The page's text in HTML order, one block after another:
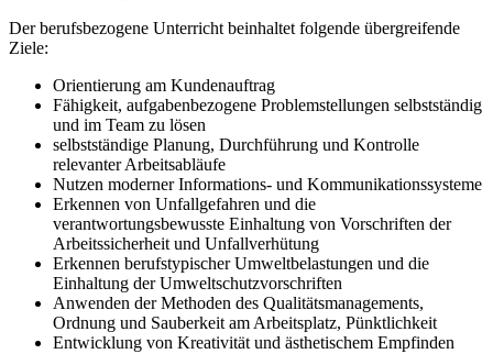
Der berufsbezogene Unterricht beinhaltet folgende übergreifende
Ziele:
Orientierung am Kundenauftrag
Fähigkeit, aufgabenbezogene Problemstellungen selbstständig
und im Team zu lösen
selbstständige Planung, Durchführung und Kontrolle
relevanter Arbeitsabläufe
Nutzen moderner Informations- und Kommunikationssysteme
Erkennen von Unfallgefahren und die
verantwortungsbewusste Einhaltung von Vorschriften der
Arbeitssicherheit und Unfallverhütung
Erkennen berufstypischer Umweltbelastungen und die
Einhaltung der Umweltschutzvorschriften
Anwenden der Methoden des Qualitätsmanagements,
Ordnung und Sauberkeit am Arbeitsplatz, Pünktlichkeit
Entwicklung von Kreativität und ästhetischem Empfinden